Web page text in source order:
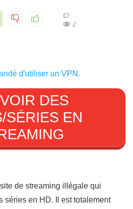
2
d'utiliser un VPN.
VOIR DES
SÉRIES EN
de streaming illégale qui
séries en HD. Il est totalement